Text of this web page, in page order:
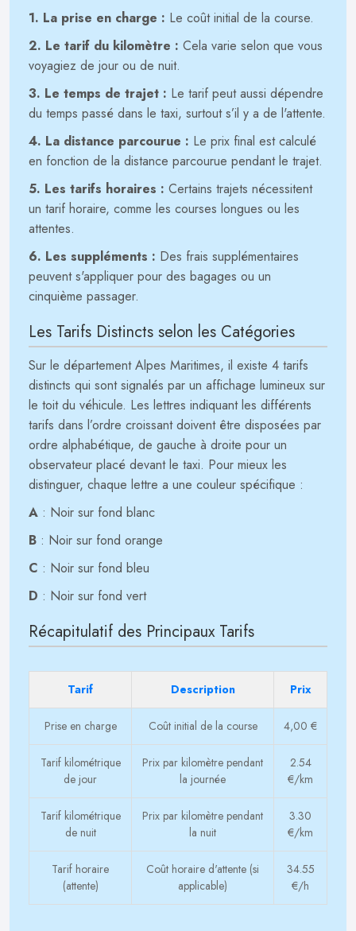
1. La prise en charge : Le coût initial de la course.
2. Le tarif du kilomètre : Cela varie selon que vous
voyagiez de jour ou de nuit.
3. Le temps de trajet : Le tarif peut aussi dépendre
du temps passé dans le taxi, surtout s’il y a de l'attente.
4. La distance parcourue : Le prix final est calculé
en fonction de la distance parcourue pendant le trajet.
5. Les tarifs horaires : Certains trajets nécessitent
un tarif horaire, comme les courses longues ou les
attentes.
6. Les suppléments : Des frais supplémentaires
peuvent s'appliquer pour des bagages ou un
cinquième passager.
Les Tarifs Distincts selon les Catégories
Sur le département Alpes Maritimes, il existe 4 tarifs
distincts qui sont signalés par un affichage lumineux sur
le toit du véhicule. Les lettres indiquant les différents
tarifs dans l’ordre croissant doivent être disposées par
ordre alphabétique, de gauche à droite pour un
observateur placé devant le taxi. Pour mieux les
distinguer, chaque lettre a une couleur spécifique :
A : Noir sur fond blanc
B : Noir sur fond orange
C : Noir sur fond bleu
D : Noir sur fond vert
Récapitulatif des Principaux Tarifs
Tarif Description Prix
Prise en charge Coût initial de la course 4,00 €
Tarif kilométrique
de jour
Prix par kilomètre pendant
la journée
2.54
€/km
Tarif kilométrique
de nuit
Prix par kilomètre pendant
la nuit
3.30
€/km
Tarif horaire
(attente)
Coût horaire d'attente (si
applicable)
34.55
€/h